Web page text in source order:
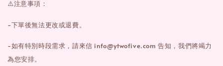
⚠️注意事項：
-下單後無法更改或退費。
-如有特別時段需求，請來信 info@ytwofive.com 告知，我們將竭力
為您安排。